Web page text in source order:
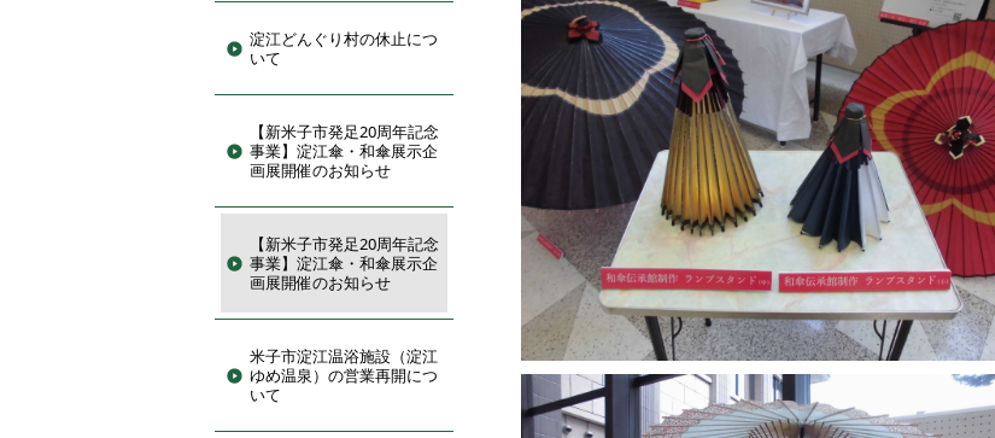
淀江どんぐり村の休止につ
いて
【新米子市発足20周年記念
事業】淀江傘・和傘展示企
画展開催のお知らせ
【新米子市発足20周年記念
事業】淀江傘・和傘展示企
画展開催のお知らせ
米子市淀江温浴施設（淀江
ゆめ温泉）の営業再開につ
いて